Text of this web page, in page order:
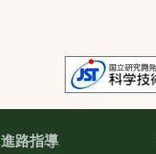
進路指導